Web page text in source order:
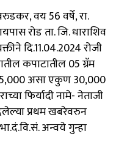
वय 56 वर्षे, रा.
रोड ता. जि. धाराशिव
दि.11.04.2024 रोजी
कपाटातील 05 ग्रॅम
असा एकुण 30,000₹
फिर्यादी नामे- नेताजी
प्रथम खबरेवरुन
अन्वये गुन्हा